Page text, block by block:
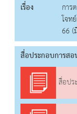
เรื่อง
การ
โจท
66
สื่อประกอบการส
สื่อประกอบก